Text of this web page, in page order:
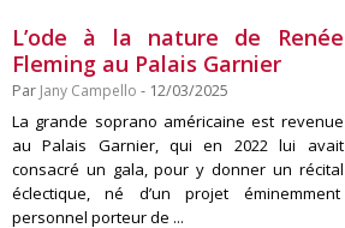
L’ode à la nature de Renée
Fleming au Palais Garnier
Par Jany Campello - 12/03/2025
La grande soprano américaine est revenue
au Palais Garnier, qui en 2022 lui avait
consacré un gala, pour y donner un récital
éclectique, né d’un projet éminemment
personnel porteur de ...